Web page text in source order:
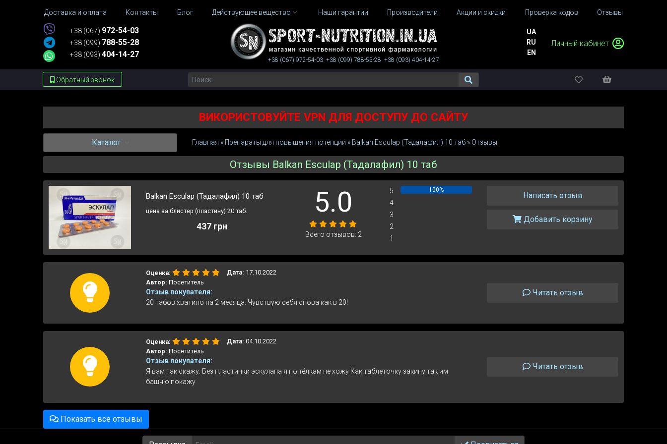
Доставка и оплата Контакты Блог Действующее вещество Наши гарантии Производители Акции и скидки Проверка кодов Отзывы
+38 (067) 972-54-03
+38 (099) 788-55-28
+38 (093) 404-14-27
+38 (067) 972-54-03 +38 (099) 788-55-28 +38 (093) 404-14-27
UA
RU
EN
Личный кабинет
Обратный звонок
ВИКОРИСТОВУЙТЕ VPN ДЛЯ ДОСТУПУ ДО САЙТУ
Каталог Главная » Препараты для повышения потенции » Balkan Esculap (Тадалафил) 10 таб » Отзывы
Отзывы Balkan Esculap (Тадалафил) 10 таб
Balkan Esculap (Тадалафил) 10 таб
цена за блистер (пластину) 20 таб.
437 грн
5.0
Всего отзывов: 2
5 100%
4
3
2
1
Написать отзыв
Добавить корзину
Оценка: Дата: 17.10.2022
Автор: Посетитель
Отзыв покупателя:
20 табов хватило на 2 месяца. Чувствую себя снова как в 20!
Читать отзыв
Оценка: Дата: 04.10.2022
Автор: Посетитель
Отзыв покупателя:
Я вам так скажу: Без пластинки эскулапа я по тёлкам не хожу Как таблеточку закину так им
башню покажу
Читать отзыв
Показать все отзывы